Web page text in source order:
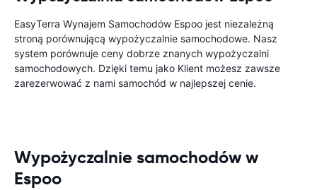
EasyTerra Wynajem Samochodów Espoo jest niezależną
stroną porównującą wypożyczalnie samochodowe. Nasz
system porównuje ceny dobrze znanych wypożyczalni
samochodowych. Dzięki temu jako Klient możesz zawsze
zarezerwować z nami samochód w najlepszej cenie.
Wypożyczalnie samochodów w
Espoo